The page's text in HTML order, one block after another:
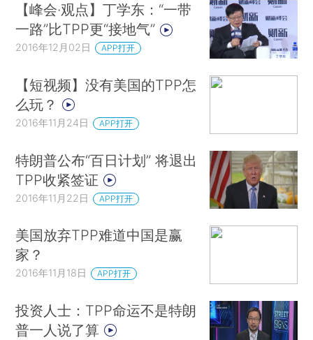
【峰会·观点】丁学东：“一带
一路”比TPP更“接地气”
2016年12月02日 APP打开
【短视频】没有美国的TPP怎
么玩？
2016年11月24日 APP打开
特朗普公布“百日计划” 将退出
TPP收紧签证
2016年11月22日 APP打开
美国放弃TPP难道中国是赢
家？
2016年11月18日 APP打开
投资人士：TPP命运不是特朗
普一人说了算